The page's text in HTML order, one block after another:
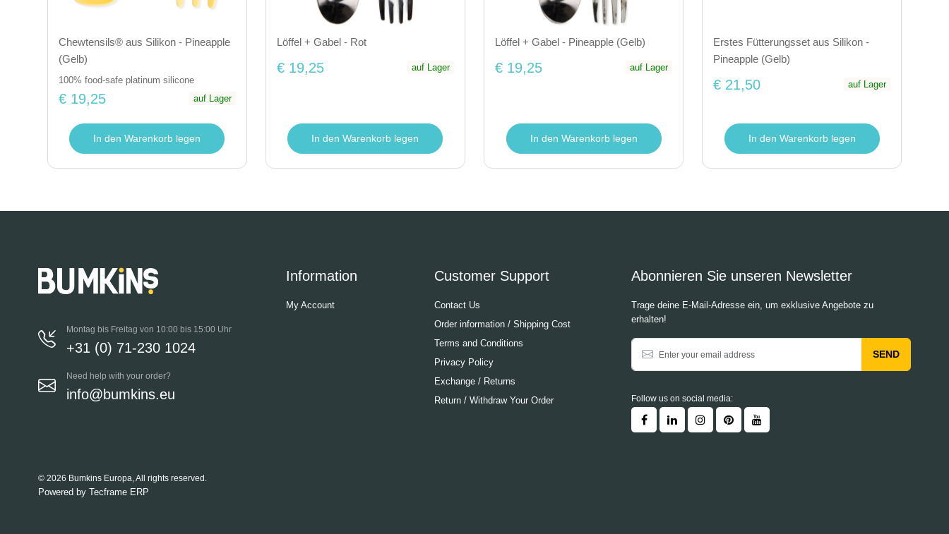
Chewtensils® aus Silikon - Pineapple
(Gelb)
100% food-safe platinum silicone
€ 19,25 auf Lager
In den Warenkorb legen
Löffel + Gabel - Rot
€ 19,25 auf Lager
In den Warenkorb legen
Löffel + Gabel - Pineapple (Gelb)
€ 19,25 auf Lager
In den Warenkorb legen
Erstes Fütterungsset aus Silikon -
Pineapple (Gelb)
€ 21,50 auf Lager
In den Warenkorb legen
Montag bis Freitag von 10:00 bis 15:00 Uhr
+31 (0) 71-230 1024
Need help with your order?
info@bumkins.eu
Information
My Account
Customer Support
Contact Us
Order information / Shipping Cost
Terms and Conditions
Privacy Policy
Exchange / Returns
Return / Withdraw Your Order
Abonnieren Sie unseren Newsletter
Trage deine E-Mail-Adresse ein, um exklusive Angebote zu
erhalten!
SEND
Follow us on social media:
© 2026 Bumkins Europa, All rights reserved.
Powered by Tecframe ERP